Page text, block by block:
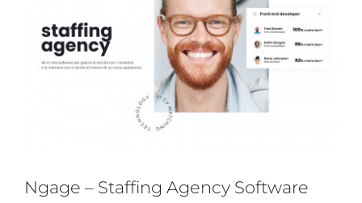
Ngage – Staffing Agency Software